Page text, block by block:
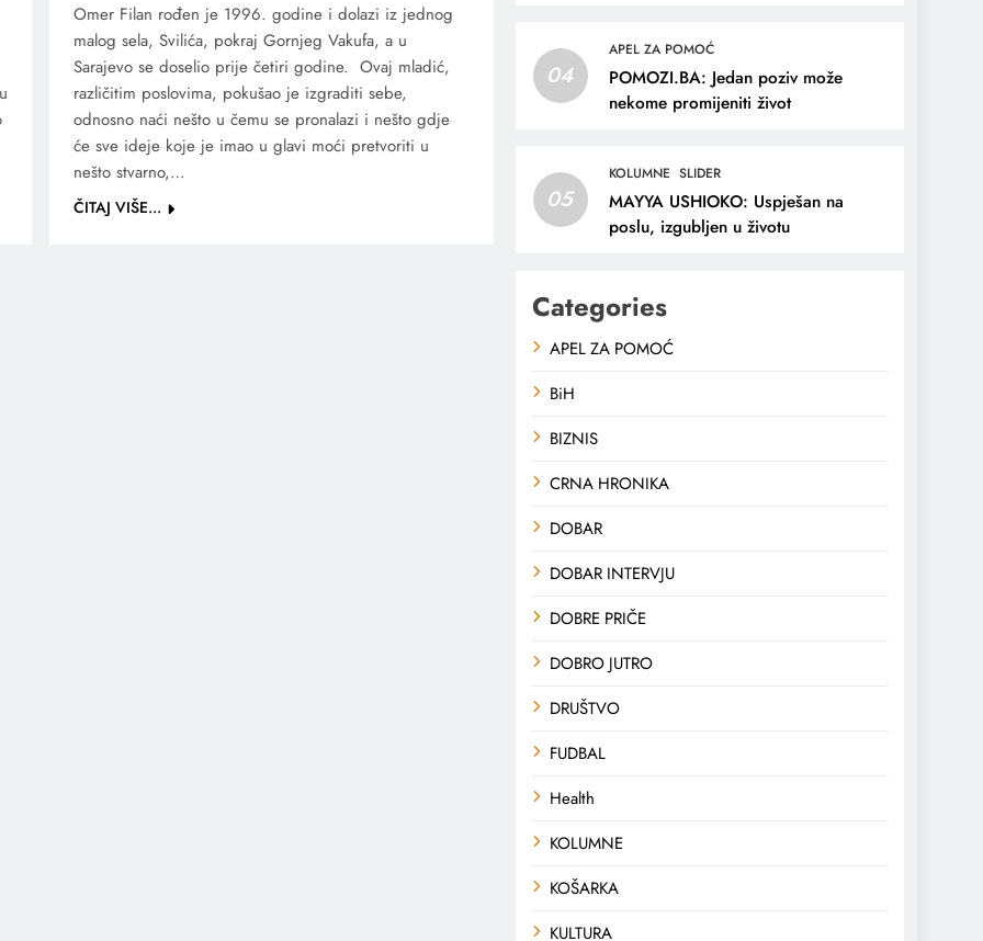
Omer Filan rođen je 1996. godine i dolazi iz jednog
malog sela, Svilića, pokraj Gornjeg Vakufa, a u
Sarajevo se doselio prije četiri godine. Ovaj mladić,
različitim poslovima, pokušao je izgraditi sebe,
odnosno naći nešto u čemu se pronalazi i nešto gdje
će sve ideje koje je imao u glavi moći pretvoriti u
nešto stvarno,…
ČITAJ VIŠE...
04
APEL ZA POMOĆ
POMOZI.BA: Jedan poziv može
nekome promijeniti život
05
KOLUMNE SLIDER
MAYYA USHIOKO: Uspješan na
poslu, izgubljen u životu
Categories
APEL ZA POMOĆ
BiH
BIZNIS
CRNA HRONIKA
DOBAR
DOBAR INTERVJU
DOBRE PRIČE
DOBRO JUTRO
DRUŠTVO
FUDBAL
Health
KOLUMNE
KOŠARKA
KULTURA